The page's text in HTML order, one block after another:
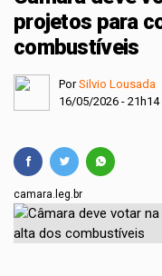
projetos para
combustíveis
PorSilvio Lousada
16/05/2026 - 21h14
camara.leg.br